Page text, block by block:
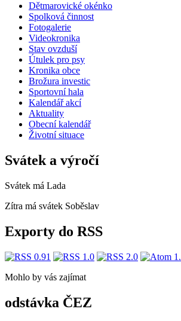
Dětmarovické okénko
Spolková činnost
Fotogalerie
Videokronika
Stav ovzduší
Útulek pro psy
Kronika obce
Brožura investic
Sportovní hala
Kalendář akcí
Aktuality
Obecní kalendář
Životní situace
Svátek a výročí
Svátek má Lada
Zítra má svátek Soběslav
Exporty do RSS
Mohlo by vás zajímat
odstávka ČEZ